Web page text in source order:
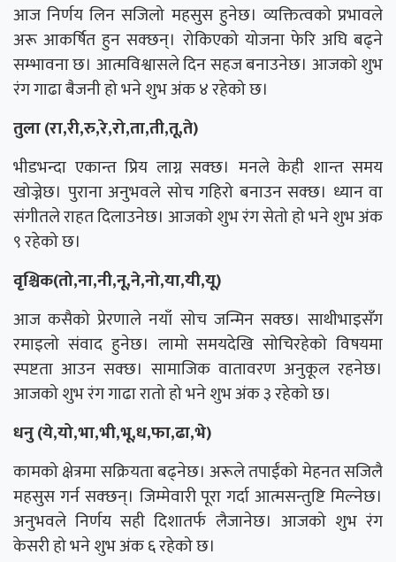
आज निर्णय लिन सजिलो महसुस हुनेछ। व्यक्तित्वको प्रभावले
अरू आकर्षित हुन सक्छन्। रोकिएको योजना फेरि अघि बढ्ने
सम्भावना छ। आत्मविश्वासले दिन सहज बनाउनेछ। आजको शुभ
रंग गाढा बैजनी हो भने शुभ अंक ४ रहेको छ।
तुला (रा,री,रु,रे,रो,ता,ती,तू,ते)
भीडभन्दा एकान्त प्रिय लाग्न सक्छ। मनले केही शान्त समय
खोज्नेछ। पुराना अनुभवले सोच गहिरो बनाउन सक्छ। ध्यान वा
संगीतले राहत दिलाउनेछ। आजको शुभ रंग सेतो हो भने शुभ अंक
९ रहेको छ।
वृश्चिक(तो,ना,नी,नू,ने,नो,या,यी,यू)
आज कसैको प्रेरणाले नयाँ सोच जन्मिन सक्छ। साथीभाइसँग
रमाइलो संवाद हुनेछ। लामो समयदेखि सोचिरहेको विषयमा
स्पष्टता आउन सक्छ। सामाजिक वातावरण अनुकूल रहनेछ।
आजको शुभ रंग गाढा रातो हो भने शुभ अंक ३ रहेको छ।
धनु (ये,यो,भा,भी,भू,ध,फा,ढा,भे)
कामको क्षेत्रमा सक्रियता बढ्नेछ। अरूले तपाईंको मेहनत सजिलै
महसुस गर्न सक्छन्। जिम्मेवारी पूरा गर्दा आत्मसन्तुष्टि मिल्नेछ।
अनुभवले निर्णय सही दिशातर्फ लैजानेछ। आजको शुभ रंग
केसरी हो भने शुभ अंक ६ रहेको छ।